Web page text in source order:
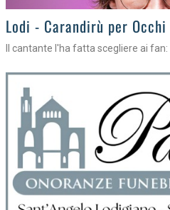
Lodi - Carandirù per Occhi
Il cantante l'ha fatta scegliere ai